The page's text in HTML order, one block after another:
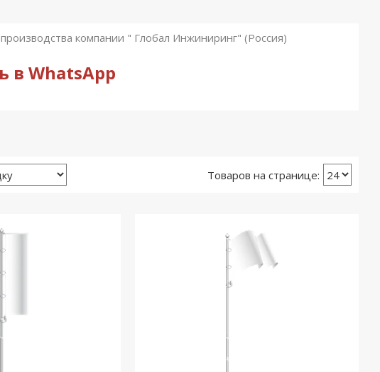
компании " Глобал Инжиниринг" (Россия)
в WhatsApp